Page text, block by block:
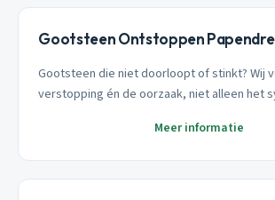
Gootsteen Ontstoppen
Gootsteen die niet doorloopt of stinkt? Wij
verstopping én de oorzaak, niet alleen het
Meer informatie